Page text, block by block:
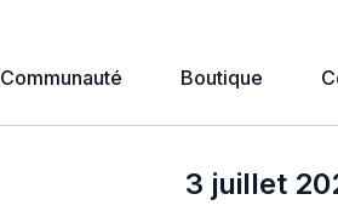
Communauté Boutique
3 juillet